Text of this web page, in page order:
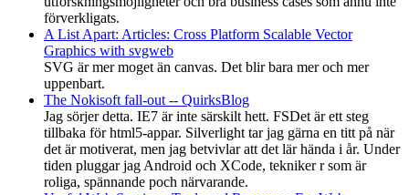
förverkligats.
A List Apart: Articles: Cross Platform Scalable Vector
Graphics with svgweb
SVG är mer moget än canvas. Det blir bara mer och mer
uppenbart.
The Nokisoft fall-out -- QuirksBlog
Jag sörjer detta. IE7 är inte särskilt hett. FSDet är ett steg
tillbaka för html5-appar. Silverlight tar jag gärna en titt på när
det är motiverat, men jag betvivlar att det lär hända i år. Under
tiden pluggar jag Android och XCode, tekniker r som är
roliga, spännande poch närvarande.